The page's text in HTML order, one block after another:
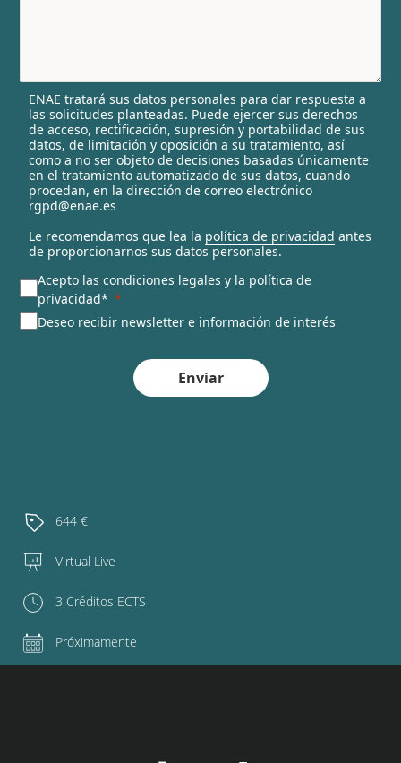
l
e
c
t
e
d
ENAE tratará sus datos personales para dar respuesta a
las solicitudes planteadas. Puede ejercer sus derechos
de acceso, rectificación, supresión y portabilidad de sus
datos, de limitación y oposición a su tratamiento, así
como a no ser objeto de decisiones basadas únicamente
en el tratamiento automatizado de sus datos, cuando
procedan, en la dirección de correo electrónico
rgpd@enae.es
Le recomendamos que lea la política de privacidad antes
de proporcionarnos sus datos personales.
Acepto las condiciones legales y la política de
privacidad*
Deseo recibir newsletter e información de interés
Enviar
644 €
Virtual Live
3 Créditos ECTS
Próximamente